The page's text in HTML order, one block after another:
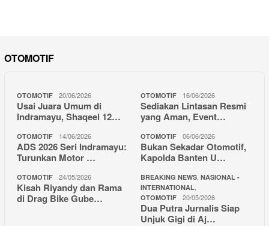
OTOMOTIF
OTOMOTIF 20/06/2026
Usai Juara Umum di
Indramayu, Shaqeel 12…
OTOMOTIF 16/06/2026
Sediakan Lintasan Resmi
yang Aman, Event…
OTOMOTIF 14/06/2026
ADS 2026 Seri Indramayu:
Turunkan Motor …
OTOMOTIF 06/06/2026
Bukan Sekadar Otomotif,
Kapolda Banten U…
OTOMOTIF 24/05/2026
Kisah Riyandy dan Rama
di Drag Bike Gube…
BREAKING NEWS NASIONAL -
INTERNATIONAL
OTOMOTIF 20/05/2026
Dua Putra Jurnalis Siap
Unjuk Gigi di Aj…